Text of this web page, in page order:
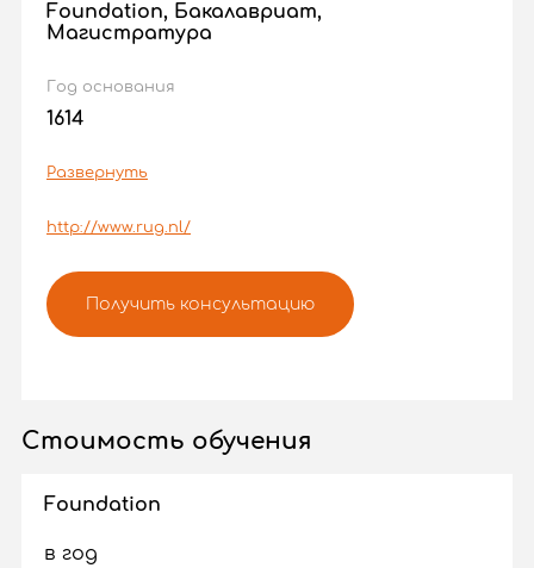
Foundation, Бакалавриат,
Магистратура
Год основания
1614
Развернуть
http://www.rug.nl/
Получить консультацию
Стоимость обучения
Foundation
в год